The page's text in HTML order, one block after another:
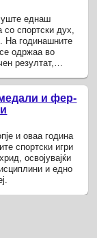
уште еднаш
со спортски дух,
На годинашните
одржаа во
резултат,
и фер-
и оваа година
спортски игри
освојувајќи
и едно